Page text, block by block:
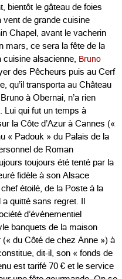
bientôt le gâteau de foies
vent de grande cuisine
Chapel, avant le vacherin
mars, ce sera la fête de la
cuisine alsacienne, Bruno
des Pêcheurs puis au Cerf
qu’il transporta au Château
à Obernai, n’a rien
Lui qui fut un temps à
la Côte d’Azur à Cannes («
« Padouk » du Palais de la
de Roman
toujours été tenté par la
fidèle à son Alsace
étoilé, de la Poste à la
quitté sans regret. Il
d’événementiel
banquets de la maison
(« du Côté de chez Anne ») à
dit-il, son « fonds de
est tarifé 70 € et le service